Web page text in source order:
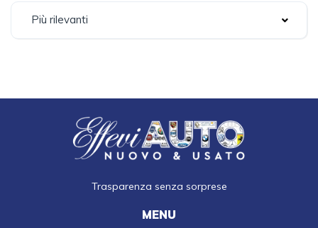
Più rilevanti
Trasparenza senza sorprese
MENU